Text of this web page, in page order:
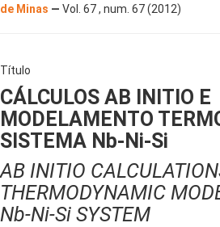
de Minas — Vol. 67 , num. 67 (2012)
Título
CÁLCULOS AB INITIO E
MODELAMENTO
SISTEMA Nb-Ni-Si
AB INITIO
THERMODYNAMIC
Nb-Ni-Si SYSTEM